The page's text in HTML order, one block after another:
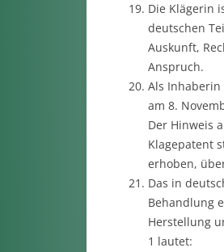
Die Klägerin
deutschen
Auskunft,
Anspruch.
Als Inhaberin
am 8.
Der Hinweis
Klagepatent
erhoben,
Das in
Behandlung
Herstellung
1 lautet: